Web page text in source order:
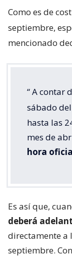
Como es de
septiembre,
mencionado
“A contar
sábado
hasta las
mes de
hora
Es así que,
deberá
directamente a
septiembre.